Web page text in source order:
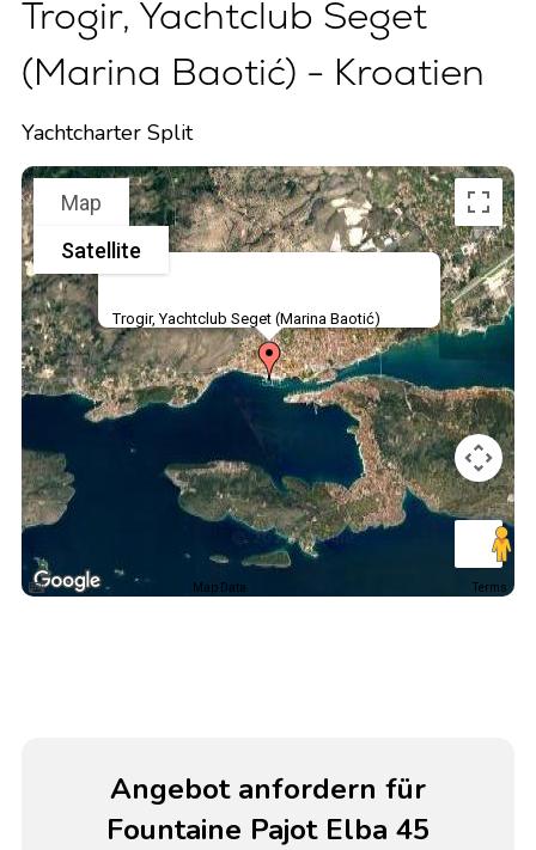
Trogir, Yachtclub Seget
(Marina Baotić) - Kroatien
Yachtcharter Split
Trogir, Yachtclub Seget (Marina Baotić)
Map
Satellite
Map Data Terms
Angebot anfordern für
Fountaine Pajot Elba 45